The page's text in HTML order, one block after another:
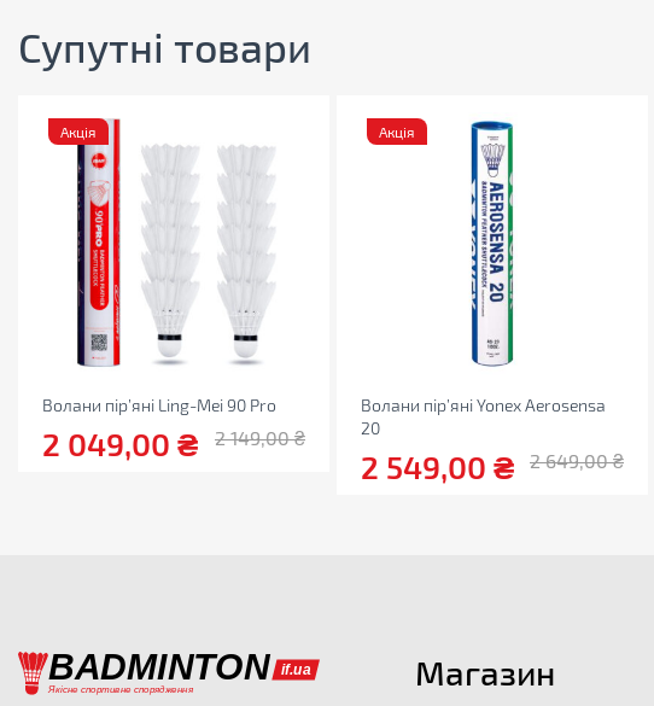
Супутні товари
Акція
Волани пір’яні Ling-Mei 90 Pro
2 049,00 ₴ 2 149,00₴
Акція
Волани пір’яні Yonex Aerosensa
20
2 549,00 ₴ 2 649,00₴
Магазин